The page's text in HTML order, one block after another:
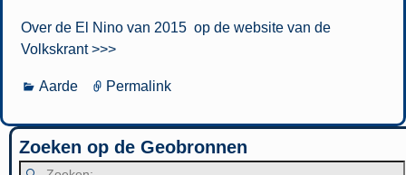
Over de El Nino van 2015 op de website van de
Volkskrant >>>
Aarde Permalink
Zoeken op de Geobronnen